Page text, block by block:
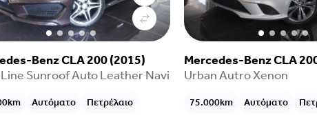
Benz CLA 200 (2015)
Sunroof Auto Leather Navi
Αυτόματο Πετρέλαιο
Mercedes-Benz CLA
Urban Autro Xenon
75.000km Αυτόματο